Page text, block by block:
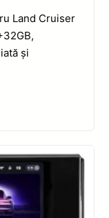
Land Cruiser
și